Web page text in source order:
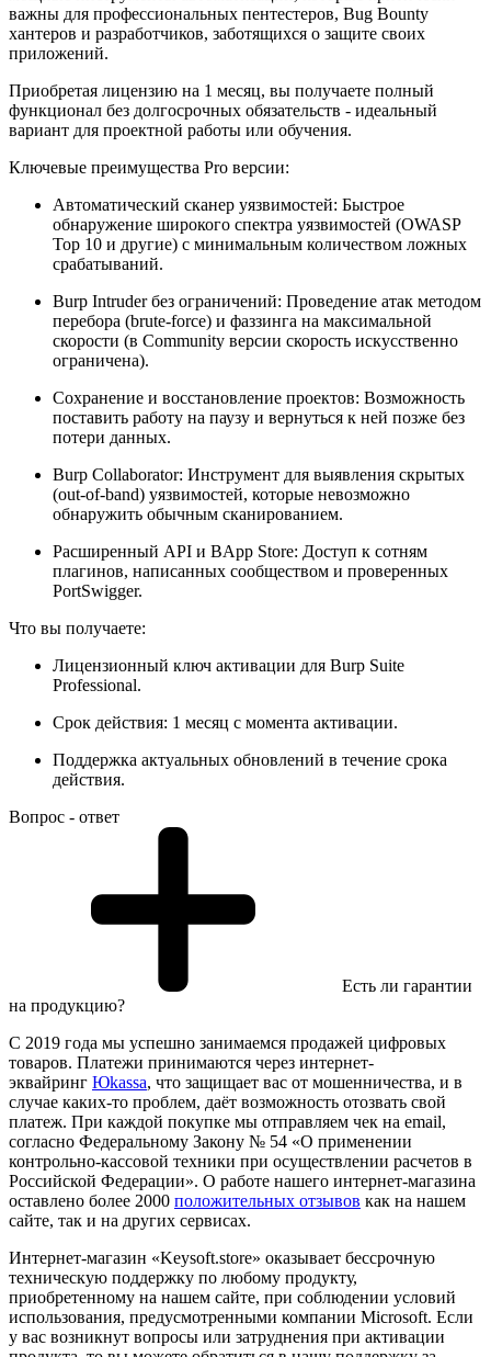
важны для профессиональных пентестеров, Bug Bounty
хантеров и разработчиков, заботящихся о защите своих
приложений.
Приобретая лицензию на 1 месяц, вы получаете полный
функционал без долгосрочных обязательств - идеальный
вариант для проектной работы или обучения.
Ключевые преимущества Pro версии:
Автоматический сканер уязвимостей: Быстрое
обнаружение широкого спектра уязвимостей (OWASP
Top 10 и другие) с минимальным количеством ложных
срабатываний.
Burp Intruder без ограничений: Проведение атак методом
перебора (brute-force) и фаззинга на максимальной
скорости (в Community версии скорость искусственно
ограничена).
Сохранение и восстановление проектов: Возможность
поставить работу на паузу и вернуться к ней позже без
потери данных.
Burp Collaborator: Инструмент для выявления скрытых
(out-of-band) уязвимостей, которые невозможно
обнаружить обычным сканированием.
Расширенный API и BApp Store: Доступ к сотням
плагинов, написанных сообществом и проверенных
PortSwigger.
Что вы получаете:
Лицензионный ключ активации для Burp Suite
Professional.
Срок действия: 1 месяц с момента активации.
Поддержка актуальных обновлений в течение срока
действия.
Вопрос - ответ
Есть ли гарантии
на продукцию?
С 2019 года мы успешно занимаемся продажей цифровых
товаров. Платежи принимаются через интернет-
эквайринг Юkassa, что защищает вас от мошенничества, и в
случае каких-то проблем, даёт возможность отозвать свой
платеж. При каждой покупке мы отправляем чек на email,
согласно Федеральному Закону № 54 «О применении
контрольно-кассовой техники при осуществлении расчетов в
Российской Федерации». О работе нашего интернет-магазина
оставлено более 2000 положительных отзывов как на нашем
сайте, так и на других сервисах.
Интернет-магазин «Keysoft.store» оказывает бессрочную
техническую поддержку по любому продукту,
приобретенному на нашем сайте, при соблюдении условий
использования, предусмотренными компании Microsoft. Если
у вас возникнут вопросы или затруднения при активации